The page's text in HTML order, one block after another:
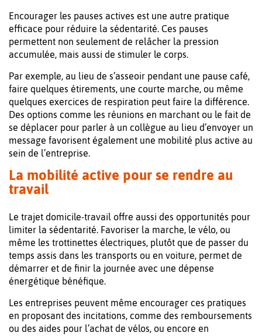
Encourager les pauses actives est une autre pratique
efficace pour réduire la sédentarité. Ces pauses
permettent non seulement de relâcher la pression
accumulée, mais aussi de stimuler le corps.
Par exemple, au lieu de s’asseoir pendant une pause café,
faire quelques étirements, une courte marche, ou même
quelques exercices de respiration peut faire la différence.
Des options comme les réunions en marchant ou le fait de
se déplacer pour parler à un collègue au lieu d’envoyer un
message favorisent également une mobilité plus active au
sein de l’entreprise.
La mobilité active pour se rendre au
travail
Le trajet domicile-travail offre aussi des opportunités pour
limiter la sédentarité. Favoriser la marche, le vélo, ou
même les trottinettes électriques, plutôt que de passer du
temps assis dans les transports ou en voiture, permet de
démarrer et de finir la journée avec une dépense
énergétique bénéfique.
Les entreprises peuvent même encourager ces pratiques
en proposant des incitations, comme des remboursements
ou des aides pour l’achat de vélos, ou encore en